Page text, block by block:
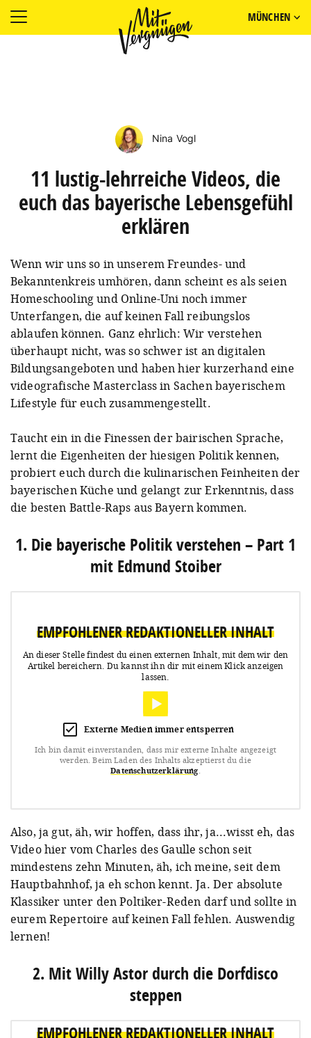
MÜNCHEN
Nina Vogl
11 lustig-lehrreiche Videos, die
euch das bayerische Lebensgefühl
erklären
Wenn wir uns so in unserem Freundes- und
Bekanntenkreis umhören, dann scheint es als seien
Homeschooling und Online-Uni noch immer
Unterfangen, die auf keinen Fall reibungslos
ablaufen können. Ganz ehrlich: Wir verstehen
überhaupt nicht, was so schwer ist an digitalen
Bildungsangeboten und haben hier kurzerhand eine
videografische Masterclass in Sachen bayerischem
Lifestyle für euch zusammengestellt.
Taucht ein in die Finessen der bairischen Sprache,
lernt die Eigenheiten der hiesigen Politik kennen,
probiert euch durch die kulinarischen Feinheiten der
bayerischen Küche und gelangt zur Erkenntnis, dass
die besten Battle-Raps aus Bayern kommen.
1. Die bayerische Politik verstehen – Part 1
mit Edmund Stoiber
EMPFOHLENER REDAKTIONELLER INHALT
An dieser Stelle findest du einen externen Inhalt, mit dem wir den
Artikel bereichern. Du kannst ihn dir mit einem Klick anzeigen
lassen.
Externe Medien immer entsperren
Ich bin damit einverstanden, dass mir externe Inhalte angezeigt
werden. Beim Laden des Inhalts akzeptierst du die
Datenschutzerklärung
Also, ja gut, äh, wir hoffen, dass ihr, ja...wisst eh, das
Video hier vom Charles des Gaulle schon seit
mindestens zehn Minuten, äh, ich meine, seit dem
Hauptbahnhof, ja eh schon kennt. Ja. Der absolute
Klassiker unter den Poltiker-Reden darf und sollte in
eurem Repertoire auf keinen Fall fehlen. Auswendig
lernen!
2. Mit Willy Astor durch die Dorfdisco
steppen
EMPFOHLENER REDAKTIONELLER INHALT